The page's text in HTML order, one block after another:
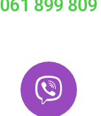
061 899 809